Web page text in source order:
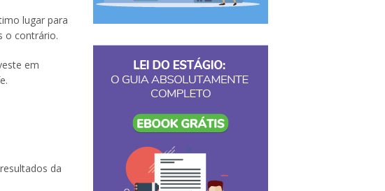
lugar para
o contrário.
em
da